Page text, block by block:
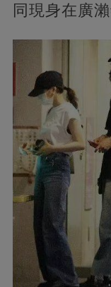
同現身在廣